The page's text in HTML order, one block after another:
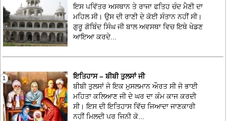
ਇਸ ਪਵਿੱਤਰ ਅਸਥਾਨ ਤੇ ਰਾਜਾ ਫਤਿਹ ਚੰਦ ਮੈਣੀ ਦਾ
ਮਹਿਲ ਸੀ। ਉਸ ਦੀ ਰਾਣੀ ਦੇ ਕੋਈ ਸੰਤਾਨ ਨਹੀਂ ਸੀ।
ਗੁਰੂ ਗੋਬਿੰਦ ਸਿੰਘ ਜੀ ਬਾਲ ਅਵਸਥਾ ਵਿਚ ਇਥੇ ਖੇਡਣ
ਆਇਆ ਕਰਦੇ...
1
ਇਤਿਹਾਸ – ਬੀਬੀ ਤੁਲਸਾਂ ਜੀ
ਬੀਬੀ ਤੁਲਸਾਂ ਜੋ ਇਕ ਮੁਸਲਮਾਨ ਔਰਤ ਸੀ ਜੋ ਭਾਈ
ਮਹਿਤਾ ਕਲਿਆਣ ਜੀ ਦੇ ਘਰ ਦਾ ਕੰਮ ਕਾਜ ਕਰਦੀ
ਸੀ। ਇਸ ਦੀ ਇਤਿਹਾਸ ਵਿੱਚ ਜਿਆਦਾ ਜਾਣਕਾਰੀ
ਨਹੀਂ ਮਿਲਦੀ ਪਰ ਜਿਨੀ ਕੋ...